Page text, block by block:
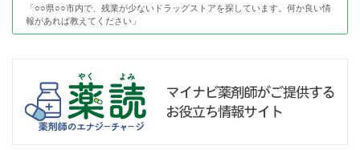
「○○県○○市内で、残業が少ないドラッグストアを探しています。何か良い情
報があれば教えてください」